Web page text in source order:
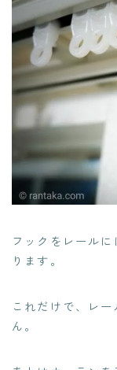
フックをレール
ります。
これだけで、レ
ん。